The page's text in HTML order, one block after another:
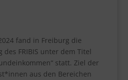
fand in Freiburg die
FRIBIS unter dem Titel
statt. Ziel der
aus den Bereichen